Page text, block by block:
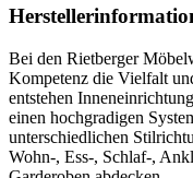
Bei den Rietberger
Kompetenz die Vielfalt
entstehen
einen hochgradigen
unterschiedlichen
Wohn-, Ess-, Schlaf-,